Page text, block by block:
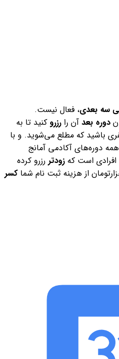
سه بعدی، فعال نیست.
دوره بعد آن را رزرو کنید تا به
باشید که مطلع می‌شوید. و با
دوره‌های آکادمی آمانج
افرادی است که زودتر رزرو کرده
کسر